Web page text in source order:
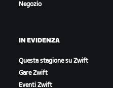
Negozio
IN EVIDENZA
Questa stagione su Zwift
Gare Zwift
Eventi Zwift